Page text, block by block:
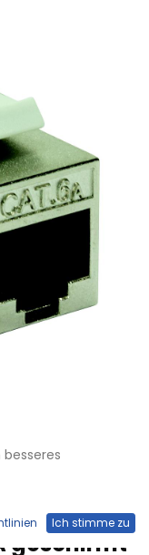
geschirmt
Ich stimme zu